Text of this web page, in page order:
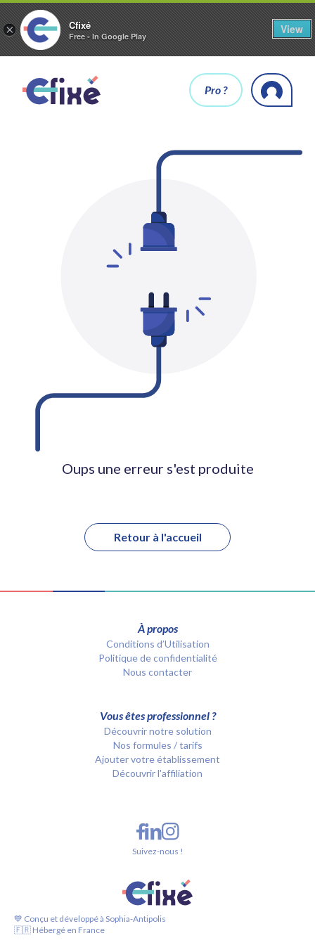
× Cfixé
Free - In Google Play
View
Pro ?
Oups une erreur s'est produite
Retour à l'accueil
À propos
Conditions d’Utilisation
Politique de confidentialité
Nous contacter
Vous êtes professionnel ?
Découvrir notre solution
Nos formules / tarifs
Ajouter votre établissement
Découvrir l'affiliation
💙 Conçu et développé à Sophia-Antipolis
🇫🇷 Hébergé en France
Suivez-nous !